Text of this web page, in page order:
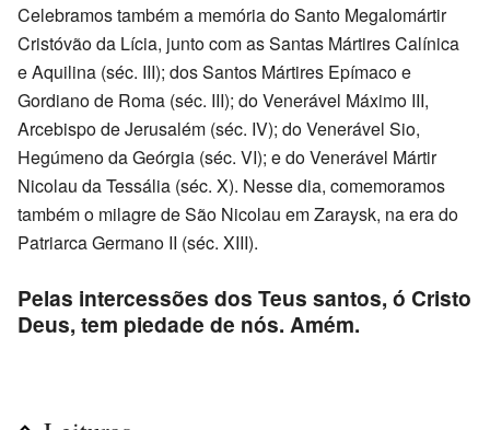
Celebramos também a memória do Santo Megalomártir
Cristóvão da Lícia, junto com as Santas Mártires Calínica
e Aquilina (séc. III); dos Santos Mártires Epímaco e
Gordiano de Roma (séc. III); do Venerável Máximo III,
Arcebispo de Jerusalém (séc. IV); do Venerável Sio,
Hegúmeno da Geórgia (séc. VI); e do Venerável Mártir
Nicolau da Tessália (séc. X). Nesse dia, comemoramos
também o milagre de São Nicolau em Zaraysk, na era do
Patriarca Germano II (séc. XIII).
Pelas intercessões dos Teus santos, ó Cristo
Deus, tem piedade de nós. Amém.